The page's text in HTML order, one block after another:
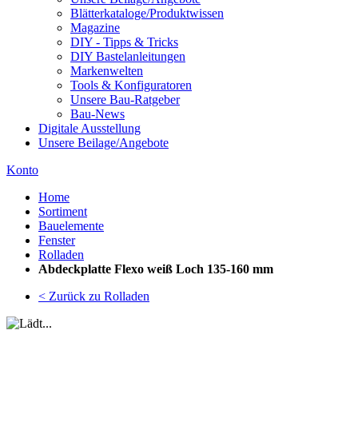
Blätterkataloge/Produktwissen
Magazine
DIY - Tipps & Tricks
DIY Bastelanleitungen
Markenwelten
Tools & Konfiguratoren
Unsere Bau-Ratgeber
Bau-News
Digitale Ausstellung
Unsere Beilage/Angebote
Konto
Home
Sortiment
Bauelemente
Fenster
Rolladen
Abdeckplatte Flexo weiß Loch 135-160 mm
< Zurück zu Rolladen